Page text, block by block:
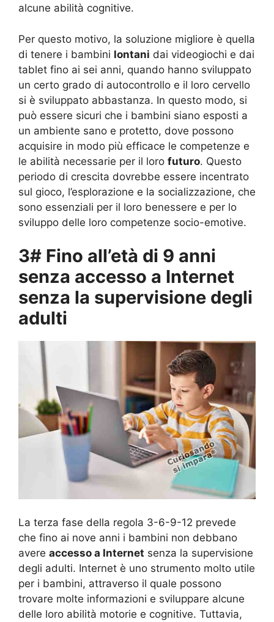
alcune abilità cognitive.
Per questo motivo, la soluzione migliore è quella
di tenere i bambini lontani dai videogiochi e dai
tablet fino ai sei anni, quando hanno sviluppato
un certo grado di autocontrollo e il loro cervello
si è sviluppato abbastanza. In questo modo, si
può essere sicuri che i bambini siano esposti a
un ambiente sano e protetto, dove possono
acquisire in modo più efficace le competenze e
le abilità necessarie per il loro futuro. Questo
periodo di crescita dovrebbe essere incentrato
sul gioco, l’esplorazione e la socializzazione, che
sono essenziali per il loro benessere e per lo
sviluppo delle loro competenze socio-emotive.
3# Fino all’età di 9 anni
senza accesso a Internet
senza la supervisione degli
adulti
La terza fase della regola 3-6-9-12 prevede
che fino ai nove anni i bambini non debbano
avere accesso a Internet senza la supervisione
degli adulti. Internet è uno strumento molto utile
per i bambini, attraverso il quale possono
trovare molte informazioni e sviluppare alcune
delle loro abilità motorie e cognitive. Tuttavia,